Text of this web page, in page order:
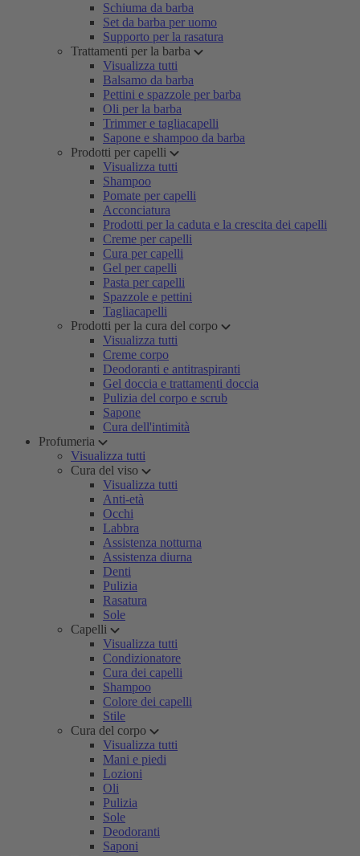
Schiuma da barba
Set da barba per uomo
Supporto per la rasatura
Trattamenti per la barba
Visualizza tutti
Balsamo da barba
Pettini e spazzole per barba
Oli per la barba
Trimmer e tagliacapelli
Sapone e shampoo da barba
Prodotti per capelli
Visualizza tutti
Shampoo
Pomate per capelli
Acconciatura
Prodotti per la caduta e la crescita dei capelli
Creme per capelli
Cura per capelli
Gel per capelli
Pasta per capelli
Spazzole e pettini
Tagliacapelli
Prodotti per la cura del corpo
Visualizza tutti
Creme corpo
Deodoranti e antitraspiranti
Gel doccia e trattamenti doccia
Pulizia del corpo e scrub
Sapone
Cura dell'intimità
Profumeria
Visualizza tutti
Cura del viso
Visualizza tutti
Anti-età
Occhi
Labbra
Assistenza notturna
Assistenza diurna
Denti
Pulizia
Rasatura
Sole
Capelli
Visualizza tutti
Condizionatore
Cura dei capelli
Shampoo
Colore dei capelli
Stile
Cura del corpo
Visualizza tutti
Mani e piedi
Lozioni
Oli
Pulizia
Sole
Deodoranti
Saponi